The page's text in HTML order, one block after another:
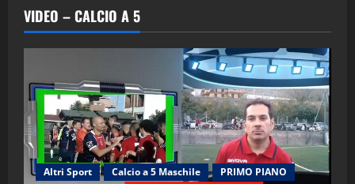
VIDEO – CALCIO A 5
Altri Sport Calcio a 5 Maschile
PRIMO PIANO